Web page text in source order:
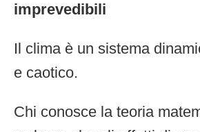
imprevedibili
Il clima è un sistema
e caotico.
Chi conosce la teoria